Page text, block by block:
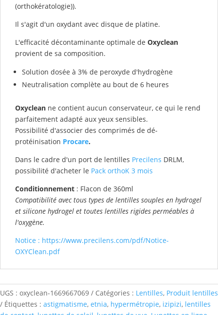
(orthokératologie)).
Il s'agit d'un oxydant avec disque de platine.
L'efficacité décontaminante optimale de Oxyclean
provient de sa composition.
Solution dosée à 3% de peroxyde d'hydrogène
Neutralisation complète au bout de 6 heures
Oxyclean ne contient aucun conservateur, ce qui le rend
parfaitement adapté aux yeux sensibles.
Possibilité d'associer des comprimés de dé-
protéinisation Procare.
Dans le cadre d'un port de lentilles Precilens DRLM,
possibilité d'acheter le Pack orthoK 3 mois
Conditionnement : Flacon de 360ml
Compatibilité avec tous types de lentilles souples en hydrogel
et silicone hydrogel et toutes lentilles rigides perméables à
l'oxygène.
Notice : https://www.precilens.com/pdf/Notice-
OXYClean.pdf
UGS : oxyclean-1669667069 Catégories : Lentilles, Produit lentilles
Étiquettes : astigmatisme, etnia, hypermétropie, izipizi, lentilles